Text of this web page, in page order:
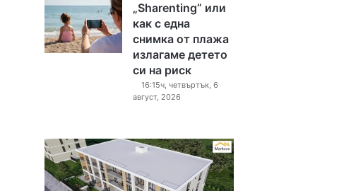
„Sharenting“ или
как с една
снимка от плажа
излагаме детето
си на риск
16:15ч, четвъртък, 6
август, 2026